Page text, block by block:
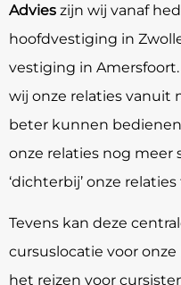
Advies zijn wij vanaf
hoofdvestiging in
vestiging in
wij onze relaties vanuit
beter kunnen
onze relaties nog meer
‘dichterbij’ onze
Tevens kan deze
cursuslocatie voor
het reizen voor